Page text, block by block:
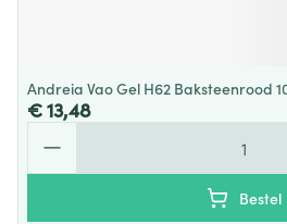
Andreia Vao Gel H62 Baksteenrood
€ 13,48
Bestel